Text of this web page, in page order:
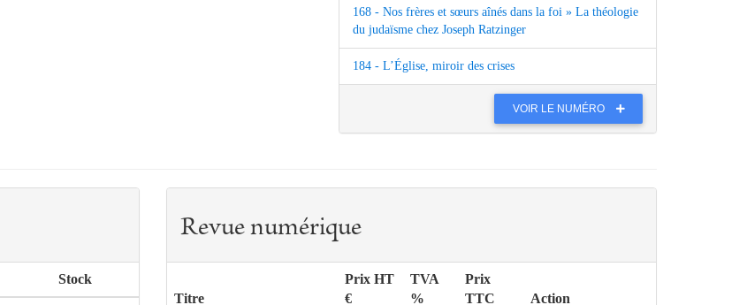
168 - Nos frères et sœurs aînés dans la foi » La théologie
du judaïsme chez Joseph Ratzinger
184 - L’Église, miroir des crises
VOIR LE NUMÉRO
Stock
Revue numérique
Titre
Prix HT
€
TVA
%
Prix
TTC
Action